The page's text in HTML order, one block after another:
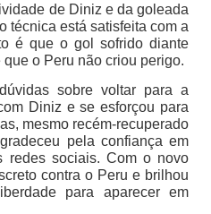
de Diniz e da goleada
técnica está satisfeita com a
é que o gol sofrido diante
o Peru não criou perigo.
sobre voltar para a
Diniz e se esforçou para
mesmo recém-recuperado
pela confiança em
redes sociais. Com o novo
contra o Peru e brilhou
para aparecer em